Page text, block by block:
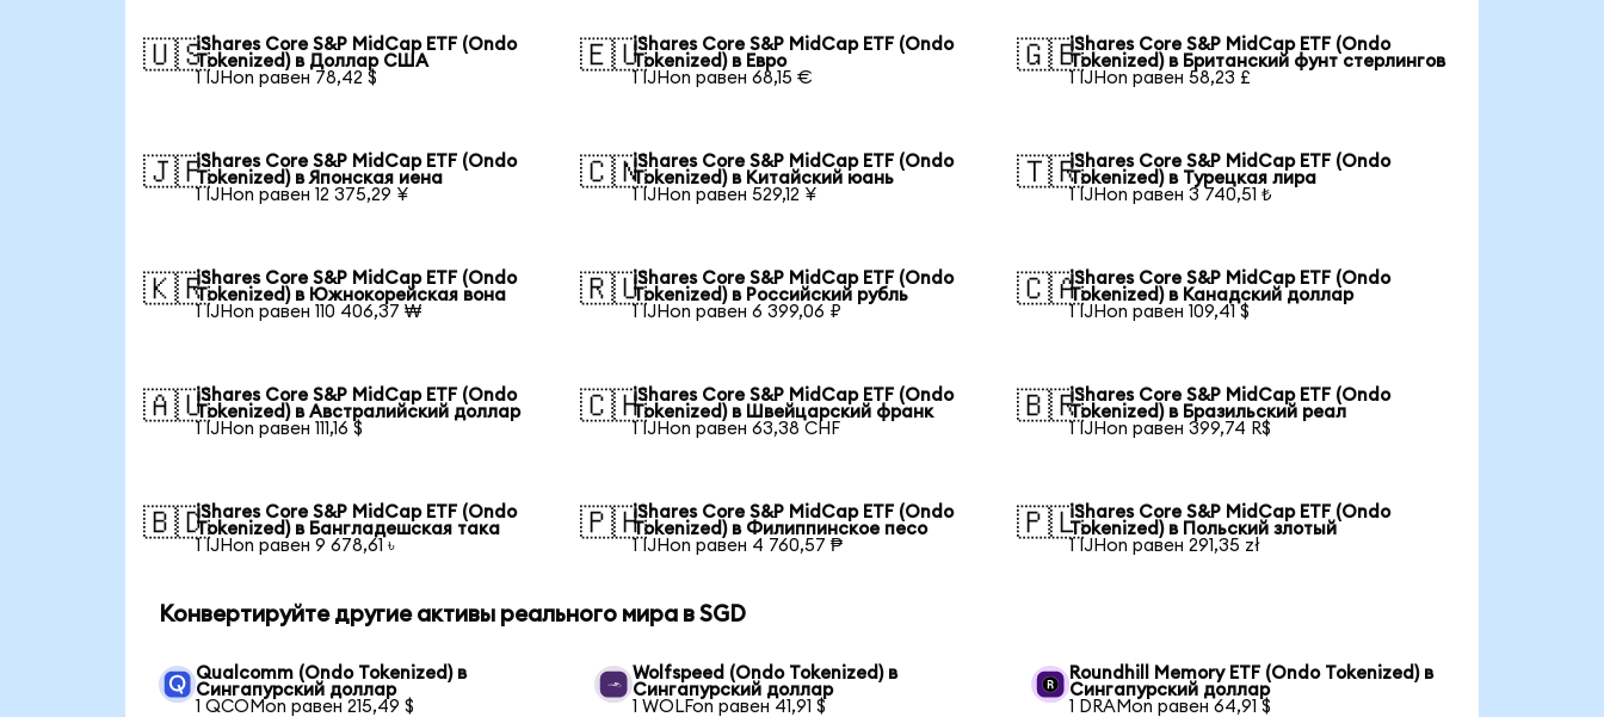
🇺🇸iShares Core S&P MidCap ETF (Ondo
Tokenized) в Доллар США
1 IJHon равен 78,42 $
🇪🇺iShares Core S&P MidCap ETF (Ondo
Tokenized) в Евро
1 IJHon равен 68,15 €
🇬🇧iShares Core S&P MidCap ETF (Ondo
Tokenized) в Британский фунт стерлингов
1 IJHon равен 58,23 £
🇯🇵iShares Core S&P MidCap ETF (Ondo
Tokenized) в Японская иена
1 IJHon равен 12 375,29 ¥
🇨🇳iShares Core S&P MidCap ETF (Ondo
Tokenized) в Китайский юань
1 IJHon равен 529,12 ¥
🇹🇷iShares Core S&P MidCap ETF (Ondo
Tokenized) в Турецкая лира
1 IJHon равен 3 740,51 ₺
🇰🇷iShares Core S&P MidCap ETF (Ondo
Tokenized) в Южнокорейская вона
1 IJHon равен 110 406,37 ₩
🇷🇺iShares Core S&P MidCap ETF (Ondo
Tokenized) в Российский рубль
1 IJHon равен 6 399,06 ₽
🇨🇦iShares Core S&P MidCap ETF (Ondo
Tokenized) в Канадский доллар
1 IJHon равен 109,41 $
🇦🇺iShares Core S&P MidCap ETF (Ondo
Tokenized) в Австралийский доллар
1 IJHon равен 111,16 $
🇨🇭iShares Core S&P MidCap ETF (Ondo
Tokenized) в Швейцарский франк
1 IJHon равен 63,38 CHF
🇧🇷iShares Core S&P MidCap ETF (Ondo
Tokenized) в Бразильский реал
1 IJHon равен 399,74 R$
🇧🇩iShares Core S&P MidCap ETF (Ondo
Tokenized) в Бангладешская така
1 IJHon равен 9 678,61 ৳
🇵🇭iShares Core S&P MidCap ETF (Ondo
Tokenized) в Филиппинское песо
1 IJHon равен 4 760,57 ₱
🇵🇱iShares Core S&P MidCap ETF (Ondo
Tokenized) в Польский злотый
1 IJHon равен 291,35 zł
Конвертируйте другие активы реального мира в SGD
Qualcomm (Ondo Tokenized) в
Сингапурский доллар
1 QCOMon равен 215,49 $
Wolfspeed (Ondo Tokenized) в
Сингапурский доллар
1 WOLFon равен 41,91 $
Roundhill Memory ETF (Ondo Tokenized) в
Сингапурский доллар
1 DRAMon равен 64,91 $